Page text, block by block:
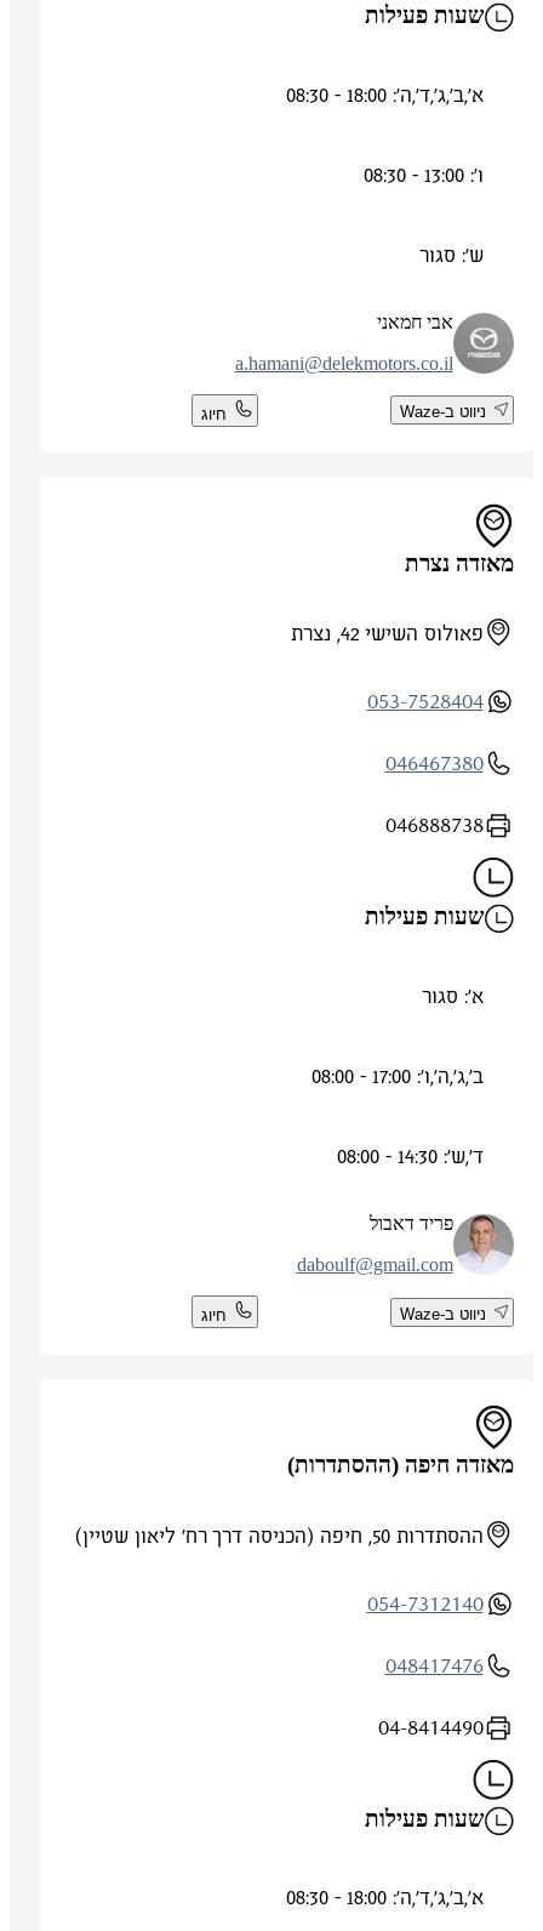
שעות פעילות
א',ב',ג',ד',ה': 18:00 - 08:30
ש': סגור
אבי חמאני
a.hamani@delekmotors.co.il
ניווט ב-Waze חיוג
מאזדה נצרת
פאולוס השישי 42, נצרת
053-7528404
046467380
046888738
שעות פעילות
א': סגור
ב',ג',ה',ו': 17:00 - 08:00
ד',ש': 14:30 - 08:00
פריד דאבול
daboulf@gmail.com
ניווט ב-Waze חיוג
מאזדה חיפה (ההסתדרות)
ההסתדרות 50, חיפה (הכניסה דרך רח' ליאון שטיין)
054-7312140
048417476
04-8414490
שעות פעילות
א',ב',ג',ד',ה': 18:00 - 08:30